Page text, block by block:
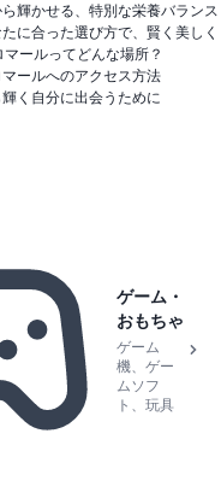
輝かせる、特別な栄養バランス
に合った選び方で、賢く美しく
ールってどんな場所？
ールへのアクセス方法
く自分に出会うために
ゲーム・
おもちゃ
ゲーム
機、ゲー
ムソフ
ト、玩具